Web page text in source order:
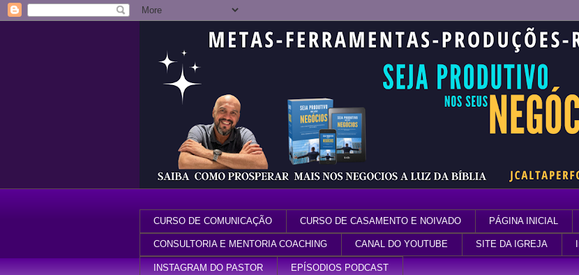
CURSO DE COMUNICAÇÃO CURSO DE CASAMENTO E NOIVADO PÁGINA INICIAL
CONSULTORIA E MENTORIA COACHING CANAL DO YOUTUBE SITE DA IGREJA
INSTAGRAM DO PASTOR EPÍSODIOS PODCAST